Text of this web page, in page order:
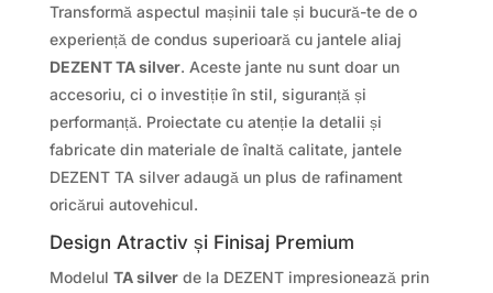
Transformă aspectul mașinii tale și bucură-te de o
experiență de condus superioară cu jantele aliaj
DEZENT TA silver. Aceste jante nu sunt doar un
accesoriu, ci o investiție în stil, siguranță și
performanță. Proiectate cu atenție la detalii și
fabricate din materiale de înaltă calitate, jantele
DEZENT TA silver adaugă un plus de rafinament
oricărui autovehicul.
Design Atractiv și Finisaj Premium
Modelul TA silverde la DEZENT impresionează prin